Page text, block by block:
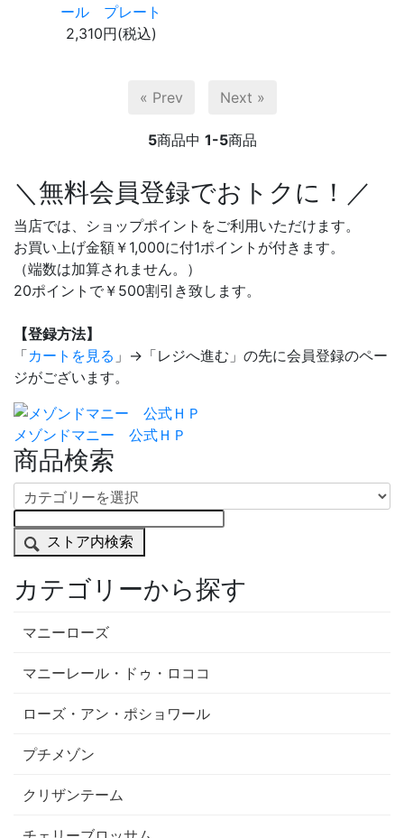
ール プレート
2,310円(税込)
« Prev Next »
5商品中 1-5商品
＼無料会員登録でおトクに！／
当店では、ショップポイントをご利用いただけます。
お買い上げ金額￥1,000に付1ポイントが付きます。
（端数は加算されません。）
20ポイントで￥500割引き致します。
【登録方法】
「カートを見る 」→「レジへ進む」の先に会員登録のペー
ジがございます。
メゾンドマニー 公式ＨＰ
商品検索
ストア内検索
カテゴリーから探す
マニーローズ
マニーレール・ドゥ・ロココ
ローズ・アン・ポショワール
プチメゾン
クリザンテーム